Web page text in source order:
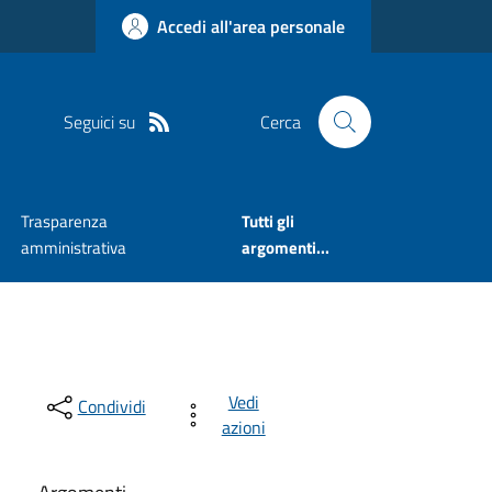
Accedi all'area personale
Seguici su Cerca
Trasparenza
amministrativa
Tutti gli
argomenti...
Condividi
Vedi
azioni